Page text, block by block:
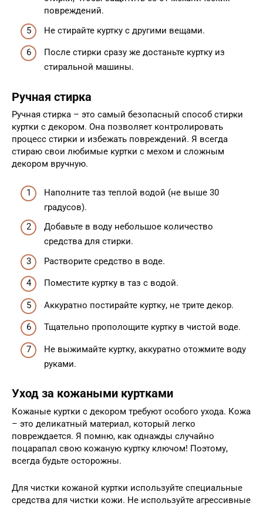
повреждений.
Не стирайте куртку с другими вещами.
После стирки сразу же достаньте куртку из
стиральной машины.
Ручная стирка
Ручная стирка – это самый безопасный способ стирки
куртки с декором. Она позволяет контролировать
процесс стирки и избежать повреждений. Я всегда
стираю свои любимые куртки с мехом и сложным
декором вручную.
Наполните таз теплой водой (не выше 30
градусов).
Добавьте в воду небольшое количество
средства для стирки.
Растворите средство в воде.
Поместите куртку в таз с водой.
Аккуратно постирайте куртку, не трите декор.
Тщательно прополощите куртку в чистой воде.
Не выжимайте куртку, аккуратно отожмите воду
руками.
Уход за кожаными куртками
Кожаные куртки с декором требуют особого ухода. Кожа
– это деликатный материал, который легко
повреждается. Я помню, как однажды случайно
поцарапал свою кожаную куртку ключом! Поэтому,
всегда будьте осторожны.
Для чистки кожаной куртки используйте специальные
средства для чистки кожи. Не используйте агрессивные